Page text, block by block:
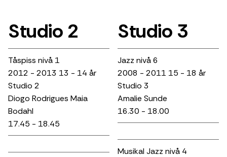
Studio 2
Tåspiss nivå 1
2012 - 2013 13 - 14 år
Studio 2
Diogo Rodrigues Maia
Bodahl
17.45 - 18.45
Studio 3
Jazz nivå 6
2008 - 2011 15 - 18 år
Studio 3
Amalie Sunde
16.30 - 18.00
Musikal Jazz nivå 4